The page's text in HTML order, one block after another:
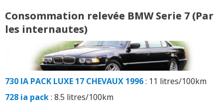
Consommation relevée BMW Serie 7 (Par
les internautes)
730 IA PACK LUXE 17 CHEVAUX 1996: 11 litres/100km
728 ia pack: 8.5 litres/100km